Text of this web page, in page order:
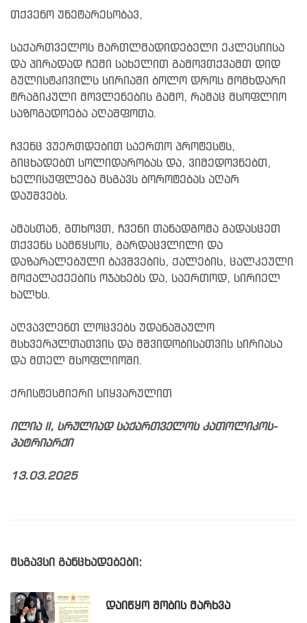
თქვენო უნეტარესობავ,
საქართველოს მართლმადიდებელი ეკლესიისა
და პირადად ჩემი სახელით გამოვთქვამთ დიდ
გულისტკივილს სირიაში ბოლო დროს მომხდარი
ტრაგიკული მოვლენების გამო, რამაც მსოფლიო
საზოგადოება აღაშფოთა.
ჩვენც ვუერთდებით საერთო პროტესტს,
გიცხადებთ სოლიდარობას და, ვიმედოვნებთ,
ხელისუფლება მსგავს ბოროტებას აღარ
დაუშვებს.
ამასთან, გთხოვთ, ჩვენი თანადგომა გადასცეთ
თქვენს სამწყსოს, გარდაცვლილი და
დაზარალებული ბავშვების, ქალების, ცალკეული
მოქალაქეების ოჯახებს და, საერთოდ, სირიელ
ხალხს.
აღვავლენთ ლოცვებს უდანაშაულო
მსხვერპლთათვის და მშვიდობისათვის სირიასა
და მთელ მსოფლიოში.
ქრისტესმიერი სიყვარულით
ილია II, სრულიად საქართველოს კათოლიკოს-
პატრიარქი
13.03.2025
მსგავსი განცხადებები:
ᲓᲐᲘᲬᲧᲝ ᲨᲝᲑᲘᲡ ᲛᲐᲠᲮᲕᲐ